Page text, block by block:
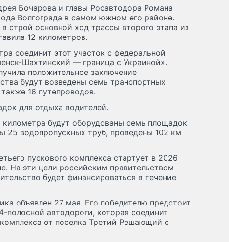
Бочарова и главы Росавтодора Романа
Волгограда в самом южном его районе.
строй основной ход трассы второго этапа из
12 километров.
соединит этот участок с федеральной
Шахтинский — граница с Украиной».
положительное заключение
будут возведены семь транспортных
16 путепроводов.
для отдыха водителей.
будут оборудованы семь площадок
25 водопропускных труб, проведены 102 км
пускового комплекса стартует в 2026
На эти цели российским правительством
будет финансироваться в течение
объявлен 27 мая. Его победителю предстоит
автодороги, которая соединит
от поселка Третий Решающий с